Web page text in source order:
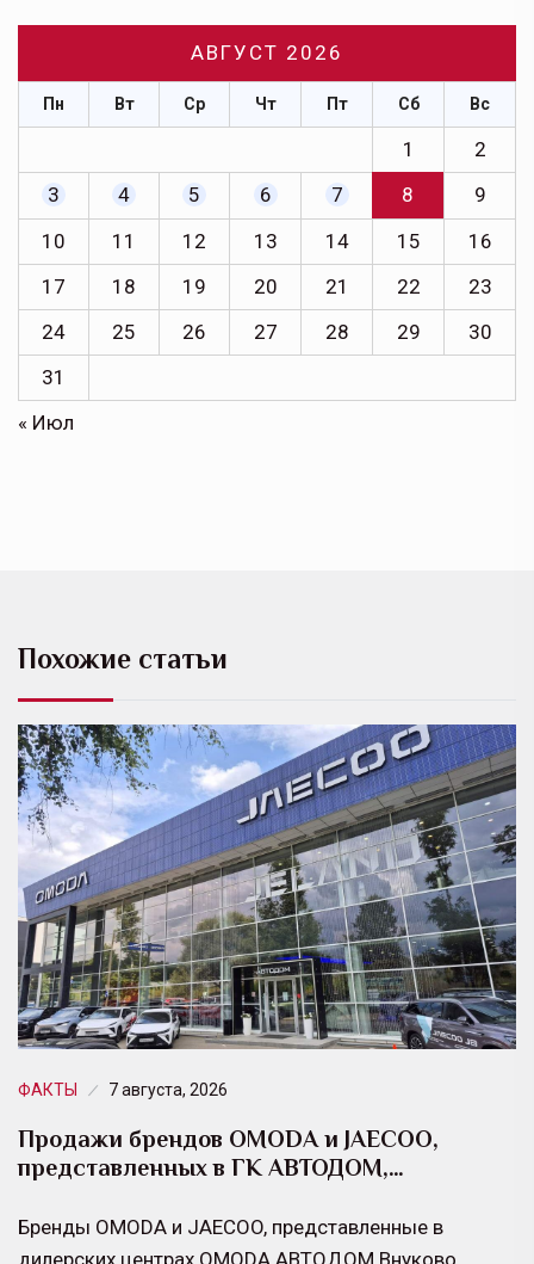
АВГУСТ 2026
Пн Вт Ср Чт Пт Сб Вс
1
2
3
4 5 6 7 8
9
10
11 12 13 14 15
16
17
18 19 20 21 22
23
24
25 26 27 28 29
30
31
« Июл
Похожие статьи
ФАКТЫ 7 августа, 2026
Продажи брендов OMODA и JAECOO,
представленных в ГК АВТОДОМ,…
Бренды OMODA и JAECOO, представленные в
дилерских центрах OMODA АВТОДОМ Внуково